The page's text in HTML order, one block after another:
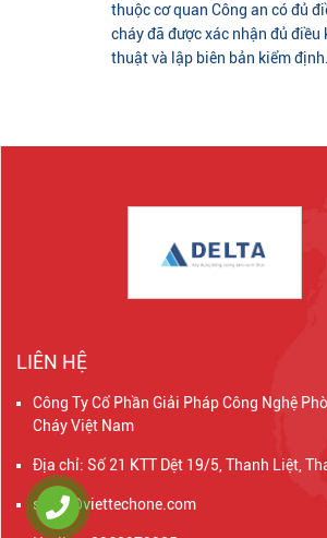
thuộc cơ quan Công an có đủ
cháy đã được xác nhận đủ
thuật và lập biên bản kiểm định.
LIÊN HỆ
Công Ty Cổ Phần Giải Pháp Công Nghệ
Cháy Việt Nam
Địa chỉ: Số 21 KTT Dệt 19/5, Thanh Liệt,
sales@viettechone.com